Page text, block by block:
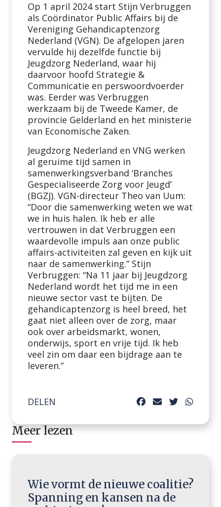
Op 1 april 2024 start Stijn Verbruggen
als Coördinator Public Affairs bij de
Vereniging Gehandicaptenzorg
Nederland (VGN). De afgelopen jaren
vervulde hij dezelfde functie bij
Jeugdzorg Nederland, waar hij
daarvoor hoofd Strategie &
Communicatie en perswoordvoerder
was. Eerder was Verbruggen
werkzaam bij de Tweede Kamer, de
provincie Gelderland en het ministerie
van Economische Zaken.
Jeugdzorg Nederland en VNG werken
al geruime tijd samen in
samenwerkingsverband ‘Branches
Gespecialiseerde Zorg voor Jeugd’
(BGZJ). VGN-directeur Theo van Uum:
“Door die samenwerking weten we wat
we in huis halen. Ik heb er alle
vertrouwen in dat Verbruggen een
waardevolle impuls aan onze public
affairs-activiteiten zal geven en kijk uit
naar de samenwerking.” Stijn
Verbruggen: “Na 11 jaar bij Jeugdzorg
Nederland wordt het tijd me in een
nieuwe sector vast te bijten. De
gehandicaptenzorg is heel breed, het
gaat niet alleen over de zorg, maar
ook over arbeidsmarkt, wonen,
onderwijs, sport en vrije tijd. Ik heb
veel zin om daar een bijdrage aan te
leveren.”
DELEN
Meer lezen
Wie vormt de nieuwe coalitie?
Spanning en kansen na de